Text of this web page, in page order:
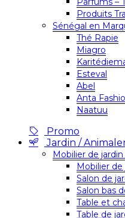
Produits
Sénégal en
Thé Rapie
Miagro
Esteval
Abel
Anta
Naatuu
Promo
Jardin /
Mobilier de jardin
Mobilier de
Salon de
Salon bas
Table et
Table de